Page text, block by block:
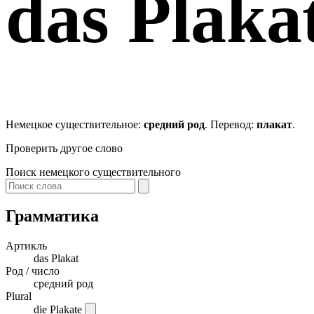
das
Немецкое существительное: средний род. Перевод: плакат.
Проверить другое слово
Поиск немецкого существительного
Грамматика
Артикль
das Plakat
Род / число
средний род
Plural
die Plakate